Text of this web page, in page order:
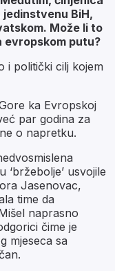
BiH,
Može li to
evropskom putu?
i politički cilj kojem
ka Evropskoj
par godina za
o napretku.
usvojile
Jasenovac,
time da
naprasno
čime je
mjeseca sa